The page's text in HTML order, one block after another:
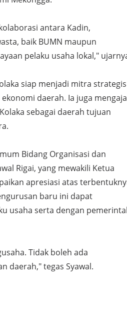
antara Kadin,
baik BUMN maupun
pelaku usaha lokal,"
siap menjadi mitra strategis
daerah. Ia juga
sebagai daerah tujuan
Bidang Organisasi dan
Rigai, yang mewakili Ketua
apresiasi atas
baru ini dapat
usaha serta dengan
Tidak boleh ada
daerah," tegas Syawal.